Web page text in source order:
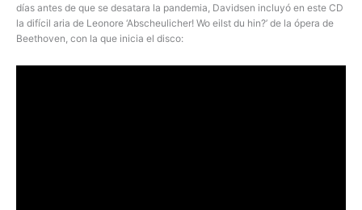
días antes de que se desatara la pandemia, Davidsen incluyó en este CD
la difícil aria de Leonore ‘Abscheulicher! Wo eilst du hin?’ de la ópera de
Beethoven, con la que inicia el disco: